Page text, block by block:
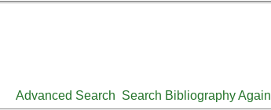
Advanced Search Search Bibliography Again